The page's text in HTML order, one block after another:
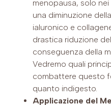
menopausa, solo
una diminuzione
ialuronico e
drastica riduzione
conseguenza della
Vedremo quali
combattere questo
quanto indigesto.
Applicazione del